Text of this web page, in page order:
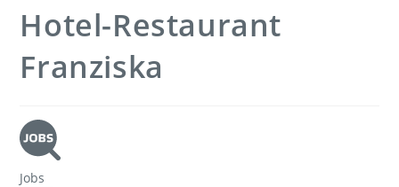
Tickets
Freizeit
Unternehmen
Hotel-Restaurant
Franziska
Jobs